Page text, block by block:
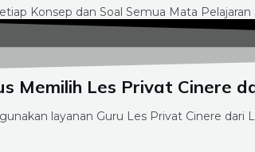
Memilih Les Privat Cinere
layanan Guru Les Privat Cinere